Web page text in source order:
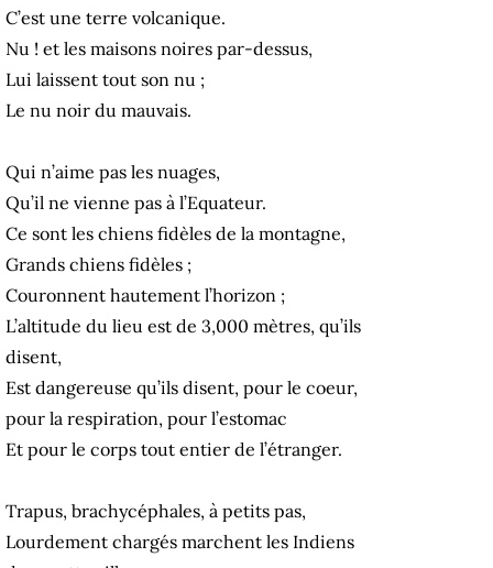
C’est une terre volcanique.
Nu ! et les maisons noires par-dessus,
Lui laissent tout son nu ;
Le nu noir du mauvais.
Qui n’aime pas les nuages,
Qu’il ne vienne pas à l’Equateur.
Ce sont les chiens fidèles de la montagne,
Grands chiens fidèles ;
Couronnent hautement l’horizon ;
L’altitude du lieu est de 3,000 mètres, qu’ils
disent,
Est dangereuse qu’ils disent, pour le coeur,
pour la respiration, pour l’estomac
Et pour le corps tout entier de l’étranger.
Trapus, brachycéphales, à petits pas,
Lourdement chargés marchent les Indiens